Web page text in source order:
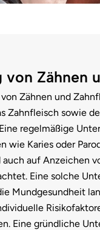
von Zähnen
Zähnen und
Zahnfleisch sowie
regelmäßige
wie Karies oder
auch auf Anzeichen
Eine solche
Mundgesundheit
Eine gründliche